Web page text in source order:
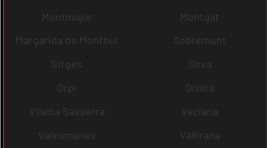
Montmajor
Montgat
Margarida de Montbui
Sobremunt
Sitges
Seva
Orpí
Oristà
Vilalba Sasserra
Veciana
Vallromanes
Vallirana